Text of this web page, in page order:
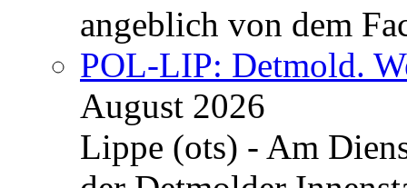
angeblich von dem
POL-LIP: Detmold.
August 2026
Lippe (ots) - Am